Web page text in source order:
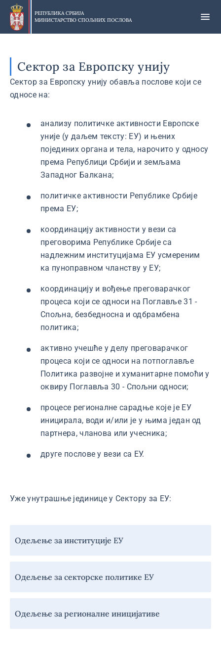
Прескочи
главни
део
РЕПУБЛИКА СРБИЈА
МИНИСТАРСТВО СПОЉНИХ ПОСЛОВА
Сектор за Европску унију
Сектор за Европску унију обавља послове који се
односе на:
анализу политичке активности Европске
уније (у даљем тексту: ЕУ) и њених
појединих органа и тела, нарочито у односу
према Републици Србији и земљама
Западног Балкана;
политичке активности Републике Србије
према ЕУ;
координацију активности у вези са
преговорима Републике Србије са
надлежним институцијама ЕУ усмереним
ка пуноправном чланству у ЕУ;
координацију и вођење преговарачког
процеса који се односи на Поглавље 31 -
Спољна, безбедносна и одбрамбена
политика;
активно учешће у делу преговарачког
процеса који се односи на потпоглавље
Политика развојне и хуманитарне помоћи у
оквиру Поглавља 30 - Спољни односи;
процесе регионалне сарадње које је ЕУ
иницирала, води и/или је у њима један од
партнера, чланова или учесника;
друге послове у вези са ЕУ.
Уже унутрашње јединице у Сектору за ЕУ:
за
Одељење за институције ЕУ
Одељење за секторске политике ЕУ
Одељење за регионалне иницијативе